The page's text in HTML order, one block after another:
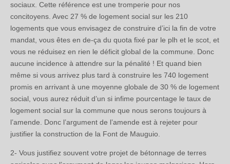
sociaux. Cette référence est une tromperie pour nos
concitoyens. Avec 27 % de logement social sur les 210
logements que vous envisagez de construire d’ici la fin de votre
mandat, vous êtes en de-ça du quota fixé par le plh et le scot, et
vous ne réduisez en rien le déficit global de la commune. Donc
aucune incidence à attendre sur la pénalité ! Et quand bien
même si vous arrivez plus tard à construire les 740 logement
promis en arrivant à une moyenne globale de 30 % de logement
social, vous aurez réduit d’un si infime pourcentage le taux de
logement social sur la commune que nous serons toujours à
l’amende. Donc l’argument de l’amende est à rejeter pour
justifier la construction de la Font de Mauguio.
2- Vous justifiez souvent votre projet de bétonnage de terres